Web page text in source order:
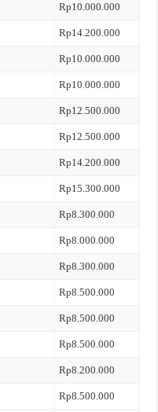
Rp10.000.000
Rp14.200.000
Rp10.000.000
Rp10.000.000
Rp12.500.000
Rp12.500.000
Rp14.200.000
Rp15.300.000
Rp8.300.000
Rp8.000.000
Rp8.300.000
Rp8.500.000
Rp8.500.000
Rp8.500.000
Rp8.200.000
Rp8.500.000